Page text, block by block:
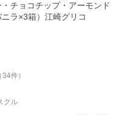
チョコチップ・アーモンド
ラ×3箱）江崎グリコ
34件）
クル